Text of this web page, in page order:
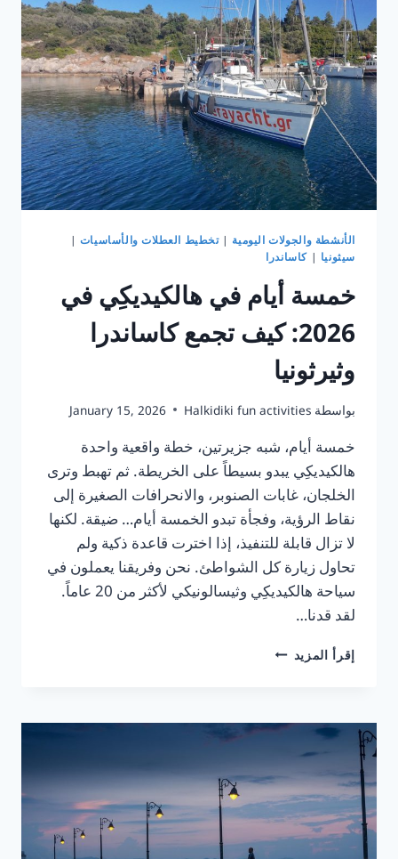
شرق
سيثونيا
الأنشطة والجولات اليومية |تخطيط العطلات والأساسيات |
سيثونيا | كاساندرا
خمسة أيام في هالكيديكِي في
2026: كيف تجمع كاساندرا
وثيرثونيا
بواسطة Halkidiki fun activities
January 15, 2026
خمسة أيام، شبه جزيرتين، خطة واقعية واحدة
هالكيديكِي يبدو بسيطاً على الخريطة. ثم تهبط وترى
الخلجان، غابات الصنوبر، والانحرافات الصغيرة إلى
نقاط الرؤية، وفجأة تبدو الخمسة أيام… ضيقة. لكنها
لا تزال قابلة للتنفيذ، إذا اخترت قاعدة ذكية ولم
تحاول زيارة كل الشواطئ. نحن وفريقنا يعملون في
سياحة هالكيديكِي وثيسالونيكي لأكثر من 20 عاماً.
لقد قدنا…
إقرأ المزيد خمسة
في
تجمع
كاساندرا
وثيرثونيا